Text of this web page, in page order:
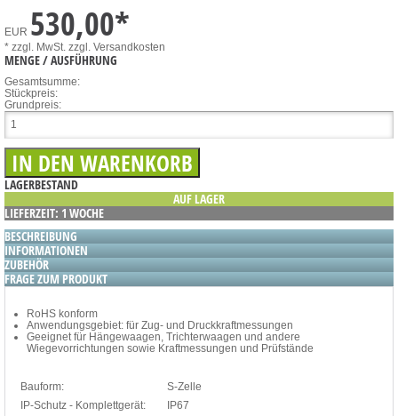
EUR 530,00*
* zzgl. MwSt. zzgl. Versandkosten
MENGE / AUSFÜHRUNG
Gesamtsumme:
Stückpreis:
Grundpreis:
LAGERBESTAND
AUF LAGER
LIEFERZEIT: 1 WOCHE
BESCHREIBUNG
INFORMATIONEN
ZUBEHÖR
FRAGE ZUM PRODUKT
RoHS konform
Anwendungsgebiet: für Zug- und Druckkraftmessungen
Geeignet für Hängewaagen, Trichterwaagen und andere
Wiegevorrichtungen sowie Kraftmessungen und Prüfstände
Bauform:
S-Zelle
IP-Schutz - Komplettgerät:
IP67